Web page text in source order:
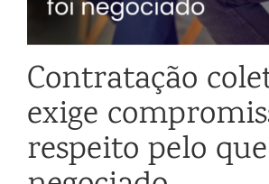
Contratação
exige
respeito pelo